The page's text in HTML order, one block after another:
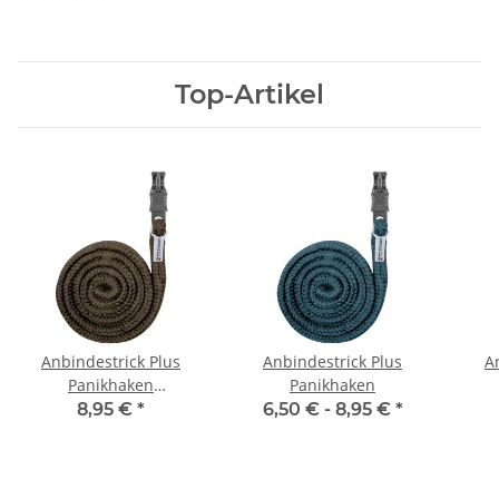
Top-Artikel
Anbindestrick Plus
Panikhaken
grünbraun/dunkel
8,95 € *
Anbindestrick Plus
Panikhaken
6,50 € - 8,95 € *